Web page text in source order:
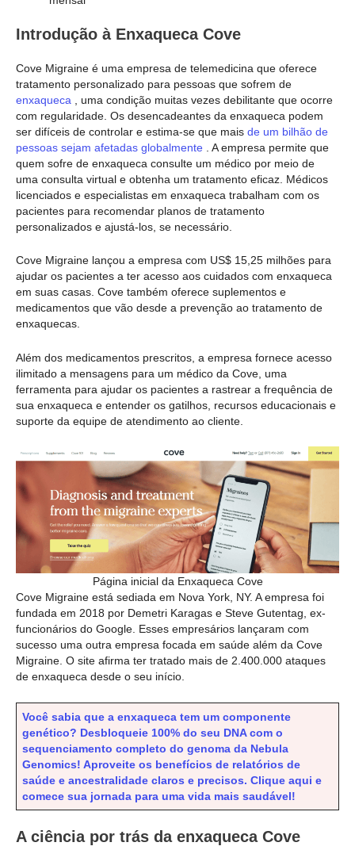
Introdução à Enxaqueca Cove
Cove Migraine é uma empresa de telemedicina que oferece
tratamento personalizado para pessoas que sofrem de
enxaqueca , uma condição muitas vezes debilitante que ocorre
com regularidade. Os desencadeantes da enxaqueca podem
ser difíceis de controlar e estima-se que mais de um bilhão de
pessoas sejam afetadas globalmente . A empresa permite que
quem sofre de enxaqueca consulte um médico por meio de
uma consulta virtual e obtenha um tratamento eficaz. Médicos
licenciados e especialistas em enxaqueca trabalham com os
pacientes para recomendar planos de tratamento
personalizados e ajustá-los, se necessário.
Cove Migraine lançou a empresa com US$ 15,25 milhões para
ajudar os pacientes a ter acesso aos cuidados com enxaqueca
em suas casas. Cove também oferece suplementos e
medicamentos que vão desde a prevenção ao tratamento de
enxaquecas.
Além dos medicamentos prescritos, a empresa fornece acesso
ilimitado a mensagens para um médico da Cove, uma
ferramenta para ajudar os pacientes a rastrear a frequência de
sua enxaqueca e entender os gatilhos, recursos educacionais e
suporte da equipe de atendimento ao cliente.
Página inicial da Enxaqueca Cove
Cove Migraine está sediada em Nova York, NY. A empresa foi
fundada em 2018 por Demetri Karagas e Steve Gutentag, ex-
funcionários do Google. Esses empresários lançaram com
sucesso uma outra empresa focada em saúde além da Cove
Migraine. O site afirma ter tratado mais de 2.400.000 ataques
de enxaqueca desde o seu início.
Você sabia que a enxaqueca tem um componente
genético? Desbloqueie 100% do seu DNA com o
sequenciamento completo do genoma da Nebula
Genomics! Aproveite os benefícios de relatórios de
saúde e ancestralidade claros e precisos. Clique aqui e
comece sua jornada para uma vida mais saudável!
A ciência por trás da enxaqueca Cove